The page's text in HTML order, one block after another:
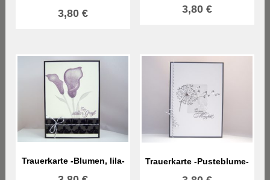
3,80€ 3,80 €
Trauerkarte -Blumen, lila- Trauerkarte -Pusteblume-